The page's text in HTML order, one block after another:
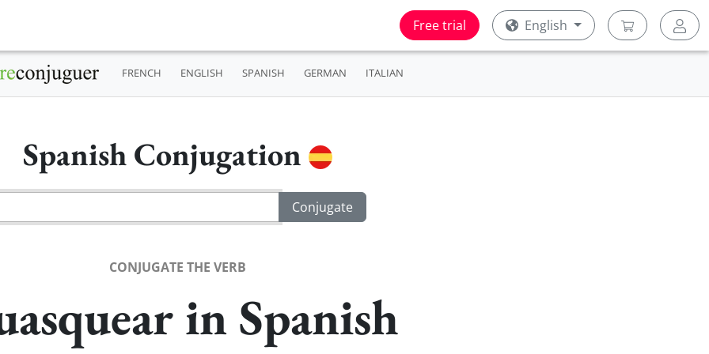
Free trial English
FRENCH ENGLISH SPANISH GERMAN ITALIAN
Spanish Conjugation
CONJUGATE THE VERB
in Spanish